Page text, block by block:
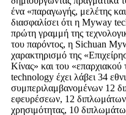
ένα «παραγωγής, μελέτης
διασφαλίσει ότι η Myway
πρώτη γραμμή της
του παρόντος, η Sichuan
χαρακτηρισμό της
Κίνας» και του
technology έχει λάβει 34
συμπεριλαμβανομένων 12
εφευρέσεων, 12 διπλωμάτων
χρησιμότητας, 10